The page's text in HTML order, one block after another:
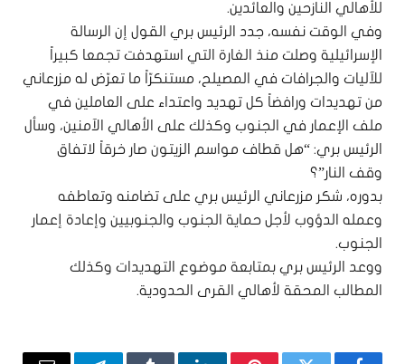
للأهالي النازحين والعائدين.
وفي الوقت نفسه، جدد الرئيس بري القول إن الرسالة
الإسرائيلية وصلت منذ الغارة التي استهدفت تجمعا كبيراً
للآليات والجرافات في المصيلح، مستنكرّاً ما تعرّض له مزرعاني
من تهديدات ورافضاً كل تهديد واعتداء على العاملين في
ملف الإعمار في الجنوب وكذلك على الأهالي الآمنين، وسأل
الرئيس بري: “هل قطاف مواسم الزيتون صار خرقاً لاتفاق
وقف النار”؟
بدوره، شكر مزرعاني الرئيس بري على تضامنه وتعاطفه
وعمله الدؤوب لأجل حماية الجنوب والجنوبيين وإعادة إعمار
الجنوب.
ووعد الرئيس بري بمتابعة موضوع التهديدات وكذلك
المطالب المحقة لأهالي القرى الحدودية.